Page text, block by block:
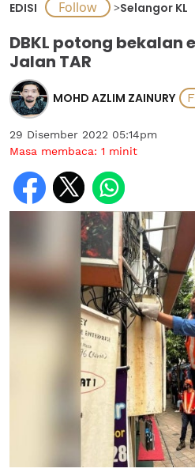
EDISI >Selangor KL
DBKL potong bekalan
Jalan TAR
MOHD AZLIM ZAINURY
29 Disember 2022 05:14pm
Masa membaca: 1 minit